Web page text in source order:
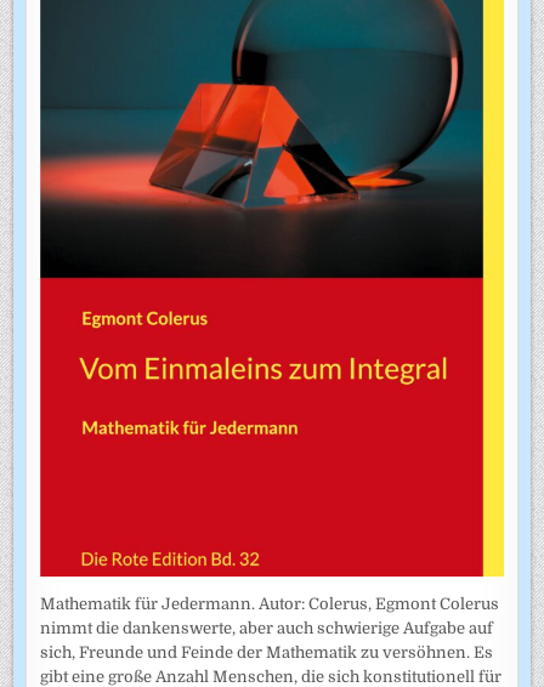
Mathematik für Jedermann. Autor: Colerus, Egmont Colerus
nimmt die dankenswerte, aber auch schwierige Aufgabe auf
sich, Freunde und Feinde der Mathematik zu versöhnen. Es
gibt eine große Anzahl Menschen, die sich konstitutionell für